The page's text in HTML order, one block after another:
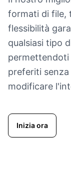
formati di file,
flessibilità
qualsiasi tipo
preferiti
modificare
Inizia ora